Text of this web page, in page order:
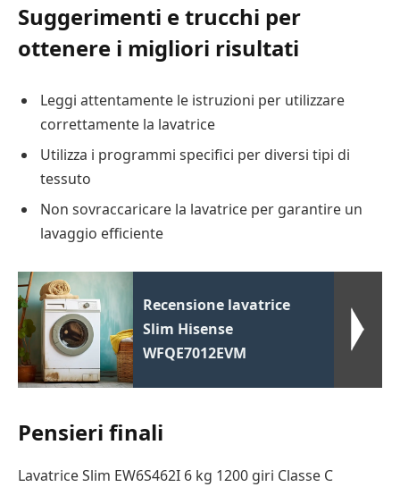
Suggerimenti e trucchi per
ottenere i migliori risultati
Leggi attentamente le istruzioni per utilizzare
correttamente la lavatrice
Utilizza i programmi specifici per diversi tipi di
tessuto
Non sovraccaricare la lavatrice per garantire un
lavaggio efficiente
Recensione lavatrice
Slim Hisense
WFQE7012EVM
Pensieri finali
Lavatrice Slim EW6S462I 6 kg 1200 giri Classe C